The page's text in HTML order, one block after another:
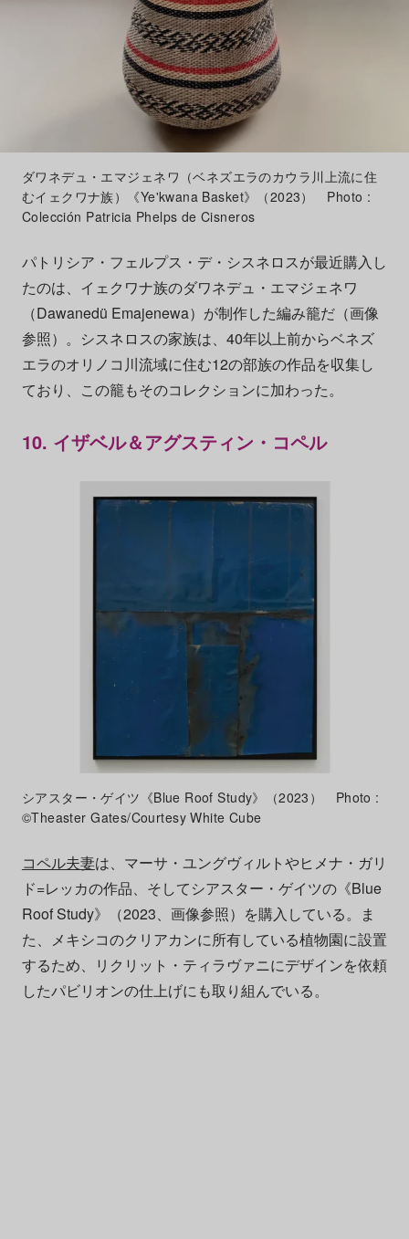
ダワネデュ・エマジェネワ（ベネズエラのカウラ川上流に住
むイェクワナ族）《Ye'kwana Basket》（2023） Photo :
Colección Patricia Phelps de Cisneros
パトリシア・フェルプス・デ・シスネロスが最近購入し
たのは、イェクワナ族のダワネデュ・エマジェネワ
（Dawanedü Emajenewa）が制作した編み籠だ（画像
参照）。シスネロスの家族は、40年以上前からベネズ
エラのオリノコ川流域に住む12の部族の作品を収集し
ており、この籠もそのコレクションに加わった。
10. イザベル＆アグスティン・コペル
シアスター・ゲイツ《Blue Roof Study》（2023） Photo :
©Theaster Gates/Courtesy White Cube
コペル夫妻は、マーサ・ユングヴィルトやヒメナ・ガリ
ド=レッカの作品、そしてシアスター・ゲイツの《Blue
Roof Study》（2023、画像参照）を購入している。ま
た、メキシコのクリアカンに所有している植物園に設置
するため、リクリット・ティラヴァニにデザインを依頼
したパビリオンの仕上げにも取り組んでいる。